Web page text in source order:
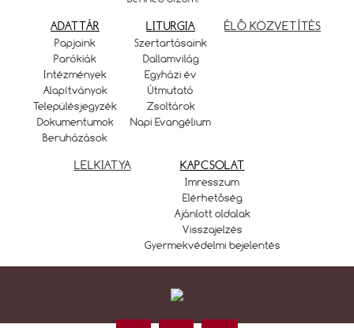
ADATTÁR
Papjaink
Parókiák
Intézmények
Alapítványok
Településjegyzék
Dokumentumok
Beruházások
LITURGIA
Szertartásaink
Dallamvilág
Egyházi év
Útmutató
Zsoltárok
Napi Evangélium
ÉLŐ KÖZVETÍTÉS
LELKIATYA KAPCSOLAT
Imresszum
Elérhetőség
Ajánlott oldalak
Visszajelzés
Gyermekvédelmi bejelentés